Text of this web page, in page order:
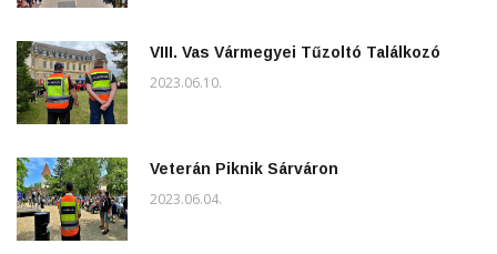
VIII. Vas Vármegyei Tűzoltó Találkozó
2023.06.10.
Veterán Piknik Sárváron
2023.06.04.